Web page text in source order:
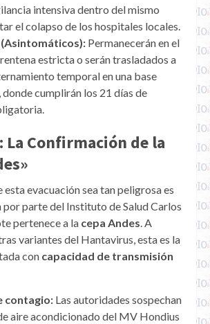
intensiva dentro del mismo
el colapso de los hospitales locales.
Permanecerán en el
estricta o serán trasladados a
temporal en una base
cumplirán los 21 días de
La Confirmación de la
esta evacuación sea tan peligrosa es
parte del Instituto de Salud Carlos
pertenece a la cepa Andes. A
variantes del Hantavirus, esta es la
con capacidad de transmisión
contagio: Las autoridades sospechan
aire acondicionado del MV Hondius